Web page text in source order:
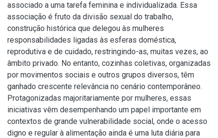
associado a uma tarefa feminina e individualizada. Essa
associação é fruto da divisão sexual do trabalho,
construção histórica que delegou às mulheres
responsabilidades ligadas às esferas doméstica,
reprodutiva e de cuidado, restringindo-as, muitas vezes, ao
âmbito privado. No entanto, cozinhas coletivas, organizadas
por movimentos sociais e outros grupos diversos, têm
ganhado crescente relevância no cenário contemporâneo.
Protagonizadas majoritariamente por mulheres, essas
iniciativas vêm desempenhando um papel importante em
contextos de grande vulnerabilidade social, onde o acesso
digno e regular à alimentação ainda é uma luta diária para